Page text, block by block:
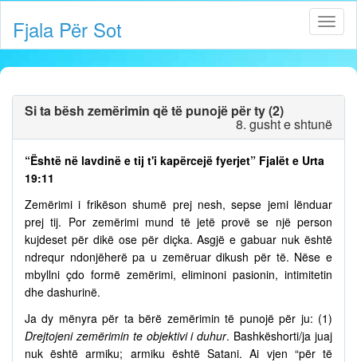
Fjala Për Sot
Si ta bësh zemërimin që të punojë për ty (2)
8. gusht e shtunë
“Është në lavdinë e tij t'i kapërcejë fyerjet” Fjalët e Urta
19:11
Zemërimi i frikëson shumë prej nesh, sepse jemi lënduar
prej tij. Por zemërimi mund të jetë provë se një person
kujdeset për dikë ose për diçka. Asgjë e gabuar nuk është
ndrequr ndonjëherë pa u zemëruar dikush për të. Nëse e
mbyllni çdo formë zemërimi, eliminoni pasionin, intimitetin
dhe dashurinë.
Ja dy mënyra për ta bërë zemërimin të punojë për ju: (1)
Drejtojeni zemërimin te objektivi i duhur. Bashkëshorti/ja juaj
nuk është armiku; armiku është Satani. Ai vjen “për të